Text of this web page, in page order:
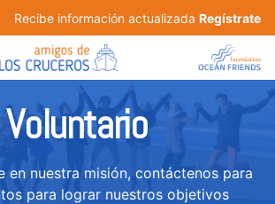
Recibe información actualizada Regístrate
Voluntario
en nuestra misión, contáctenos para
para lograr nuestros objetivos